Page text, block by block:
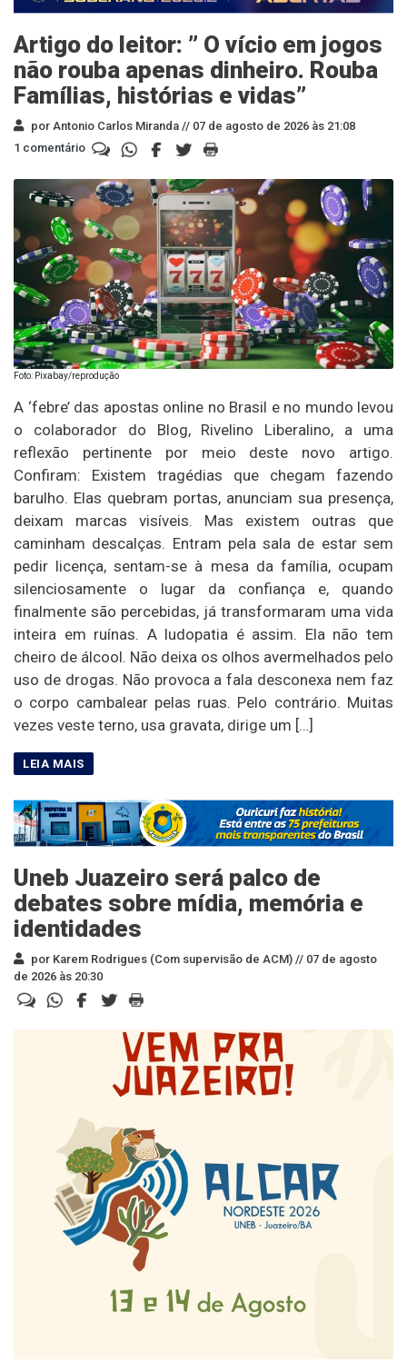
Artigo do leitor: ” O vício em jogos
não rouba apenas dinheiro. Rouba
Famílias, histórias e vidas”
por Antonio Carlos Miranda // 07 de agosto de 2026 às 21:08
1 comentário
Foto: Pixabay/reprodução
A ‘febre’ das apostas online no Brasil e no mundo levou
o colaborador do Blog, Rivelino Liberalino, a uma
reflexão pertinente por meio deste novo artigo.
Confiram: Existem tragédias que chegam fazendo
barulho. Elas quebram portas, anunciam sua presença,
deixam marcas visíveis. Mas existem outras que
caminham descalças. Entram pela sala de estar sem
pedir licença, sentam-se à mesa da família, ocupam
silenciosamente o lugar da confiança e, quando
finalmente são percebidas, já transformaram uma vida
inteira em ruínas. A ludopatia é assim. Ela não tem
cheiro de álcool. Não deixa os olhos avermelhados pelo
uso de drogas. Não provoca a fala desconexa nem faz
o corpo cambalear pelas ruas. Pelo contrário. Muitas
vezes veste terno, usa gravata, dirige um […]
Uneb Juazeiro será palco de
debates sobre mídia, memória e
identidades
por Karem Rodrigues (Com supervisão de ACM) // 07 de agosto
de 2026 às 20:30